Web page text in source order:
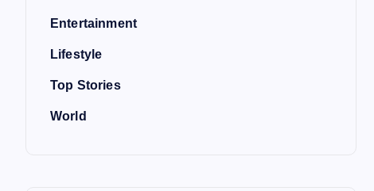
Entertainment
Lifestyle
Top Stories
World